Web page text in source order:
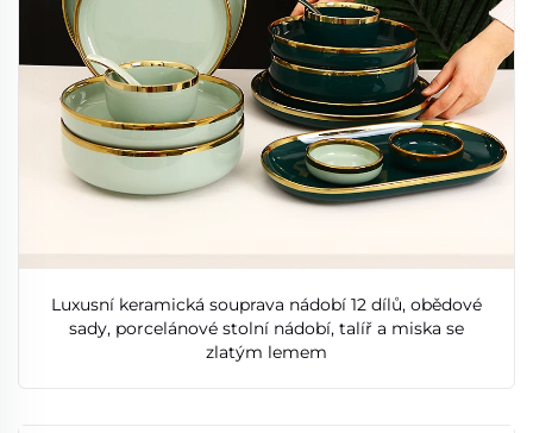
Luxusní keramická souprava nádobí 12 dílů, obědové
sady, porcelánové stolní nádobí, talíř a miska se
zlatým lemem